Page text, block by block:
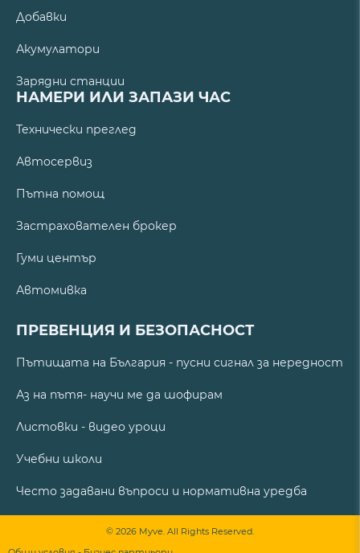
Добавки
Акумулатори
Зарядни станции
НАМЕРИ ИЛИ ЗАПАЗИ ЧАС
Технически преглед
Автосервиз
Пътна помощ
Застрахователен брокер
Гуми център
Автомивка
ПРЕВЕНЦИЯ И БЕЗОПАСНОСТ
Пътищата на България - пусни сигнал за нередност
Аз на пътя- научи ме да шофирам
Листовки - видео уроци
Учебни школи
Често задавани въпроси и нормативна уредба
© 2026 Myve. All Rights Reserved.